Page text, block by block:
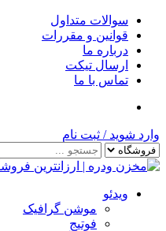
سوالات متداول
قوانین و مقررات
درباره ما
ارسال تیکت
تماس با ما
وارد شوید / ثبت نام
ویدئو
موشن گرافیک
فوتیج